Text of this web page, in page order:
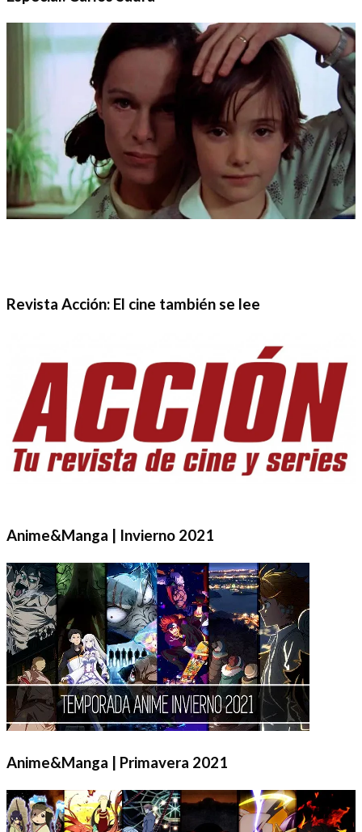
Revista Acción: El cine también se lee
Anime&Manga | Invierno 2021
Anime&Manga | Primavera 2021